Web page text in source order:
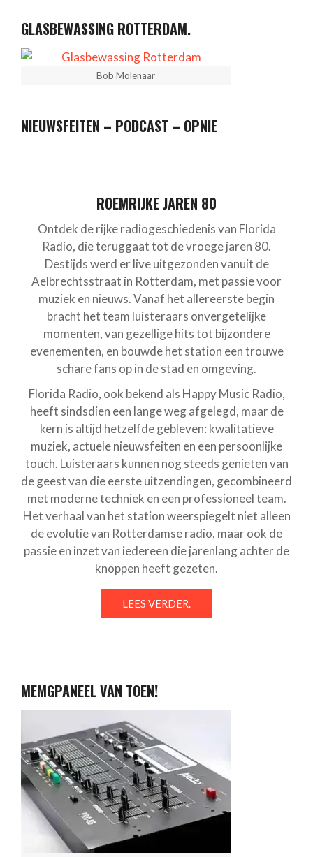
GLASBEWASSING ROTTERDAM.
Bob Molenaar
NIEUWSFEITEN – PODCAST – OPNIE
ROEMRIJKE JAREN 80
Ontdek de rijke radiogeschiedenis van Florida
Radio, die teruggaat tot de vroege jaren 80.
Destijds werd er live uitgezonden vanuit de
Aelbrechtsstraat in Rotterdam, met passie voor
muziek en nieuws. Vanaf het allereerste begin
bracht het team luisteraars onvergetelijke
momenten, van gezellige hits tot bijzondere
evenementen, en bouwde het station een trouwe
schare fans op in de stad en omgeving.
Florida Radio, ook bekend als Happy Music Radio,
heeft sindsdien een lange weg afgelegd, maar de
kern is altijd hetzelfde gebleven: kwalitatieve
muziek, actuele nieuwsfeiten en een persoonlijke
touch. Luisteraars kunnen nog steeds genieten van
de geest van die eerste uitzendingen, gecombineerd
met moderne techniek en een professioneel team.
Het verhaal van het station weerspiegelt niet alleen
de evolutie van Rotterdamse radio, maar ook de
passie en inzet van iedereen die jarenlang achter de
knoppen heeft gezeten.
LEES VERDER.
MEMGPANEEL VAN TOEN!